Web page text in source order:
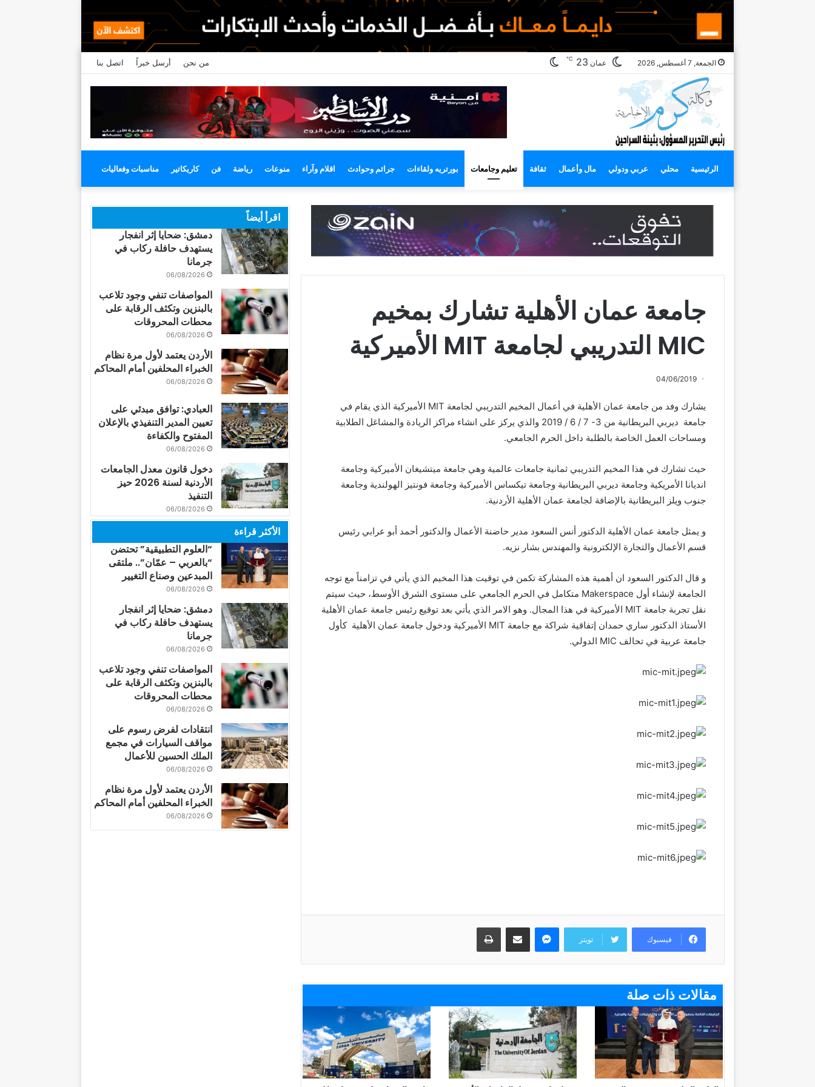
الجمعة, 7 أغسطس, 2026
الوضع
عمان 23
℃ من نحن أرسل خبراً اتصل بنا
الرئيسية محلي عربي ودولي مال وأعمال ثقافة تعليم وجامعات بورتريه ولقاءات جرائم وحوادث اقلام وآراء منوعات رياضة فن كاريكاتير مناسبات وفعاليات
جامعة عمان الأهلية تشارك بمخيم
MIC التدريبي لجامعة MIT الأميركية
04/06/2019
يشارك وفد من جامعة عمان الأهلية في أعمال المخيم التدريبي لجامعة MIT الأميركية الذي يقام في
جامعة ديربي
البريطانية من 3- 7 / 6 / 2019 والذي يركز على انشاء مراكز الريادة والمشاغل الطلابية
ومساحات العمل الخاصة بالطلبة داخل الحرم الجامعي.
حيث تشارك في هذا المخيم التدريبي ثمانية جامعات عالمية وهي جامعة ميتشيغان الأميركية وجامعة
انديانا الأمريكية وجامعة ديربي البريطانية وجامعة تيكساس الأميركية وجامعة فونتيز الهولندية وجامعة
جنوب ويلز البريطانية بالإضافة لجامعة عمان الأهلية الأردنية.
و يمثل جامعة عمان الأهلية الدكتور أنس السعود مدير حاضنة الأعمال والدكتور أحمد أبو عرابي رئيس
قسم الأعمال والتجارة الإلكترونية والمهندس بشار نزيه.
و قال الدكتور السعود ان أهمية هذه المشاركة تكمن في توقيت هذا المخيم الذي يأتي في تزامناً مع توجه
الجامعة لإنشاء أول Makerspace متكامل في الحرم الجامعي على مستوى الشرق الأوسط، حيث سيتم
نقل تجربة جامعة MIT الأميركية في هذا المجال. وهو الامر الذي يأتي بعد توقيع رئيس جامعة عمان الأهلية
الأستاذ الدكتور ساري حمدان إتفاقية شراكة مع جامعة MIT الأميركية ودخول جامعة عمان الأهلية كأول
جامعة عربية في تحالف MIC الدولي.
فيسبوك تويتر
ماسنجر مشاركة عبر البريد طباعة
مقالات ذات صلة
اقرأ أيضاً
دمشق: ضحايا إثر انفجار
يستهدف حافلة ركاب في
جرمانا
06/08/2026
المواصفات تنفي وجود تلاعب
بالبنزين وتكثف الرقابة على
محطات المحروقات
06/08/2026
الأردن يعتمد لأول مرة نظام
الخبراء المحلفين أمام المحاكم
06/08/2026
العبادي: توافق مبدئي على
تعيين المدير التنفيذي بالإعلان
المفتوح والكفاءة
06/08/2026
دخول قانون معدل الجامعات
الأردنية لسنة 2026 حيز
التنفيذ
06/08/2026
الأكثر قراءة
“العلوم التطبيقية” تحتضن
“بالعربي – عمّان”.. ملتقى
المبدعين وصناع التغيير
06/08/2026
دمشق: ضحايا إثر انفجار
يستهدف حافلة ركاب في
جرمانا
06/08/2026
المواصفات تنفي وجود تلاعب
بالبنزين وتكثف الرقابة على
محطات المحروقات
06/08/2026
انتقادات لفرض رسوم على
مواقف السيارات في مجمع
الملك الحسين للأعمال
06/08/2026
الأردن يعتمد لأول مرة نظام
الخبراء المحلفين أمام المحاكم
06/08/2026